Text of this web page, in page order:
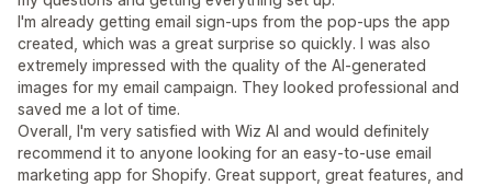
I'm already getting email sign-ups from the pop-ups the app
created, which was a great surprise so quickly. I was also
extremely impressed with the quality of the AI-generated
images for my email campaign. They looked professional and
saved me a lot of time.
Overall, I'm very satisfied with Wiz AI and would definitely
recommend it to anyone looking for an easy-to-use email
marketing app for Shopify. Great support, great features, and